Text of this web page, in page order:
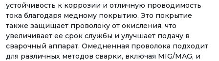
устойчивость к коррозии и отличную проводимость
тока благодаря медному покрытию. Это покрытие
также защищает проволоку от окисления, что
увеличивает ее срок службы и улучшает подачу в
сварочный аппарат. Омедненная проволока подходит
для различных методов сварки, включая MIG/MAG, и